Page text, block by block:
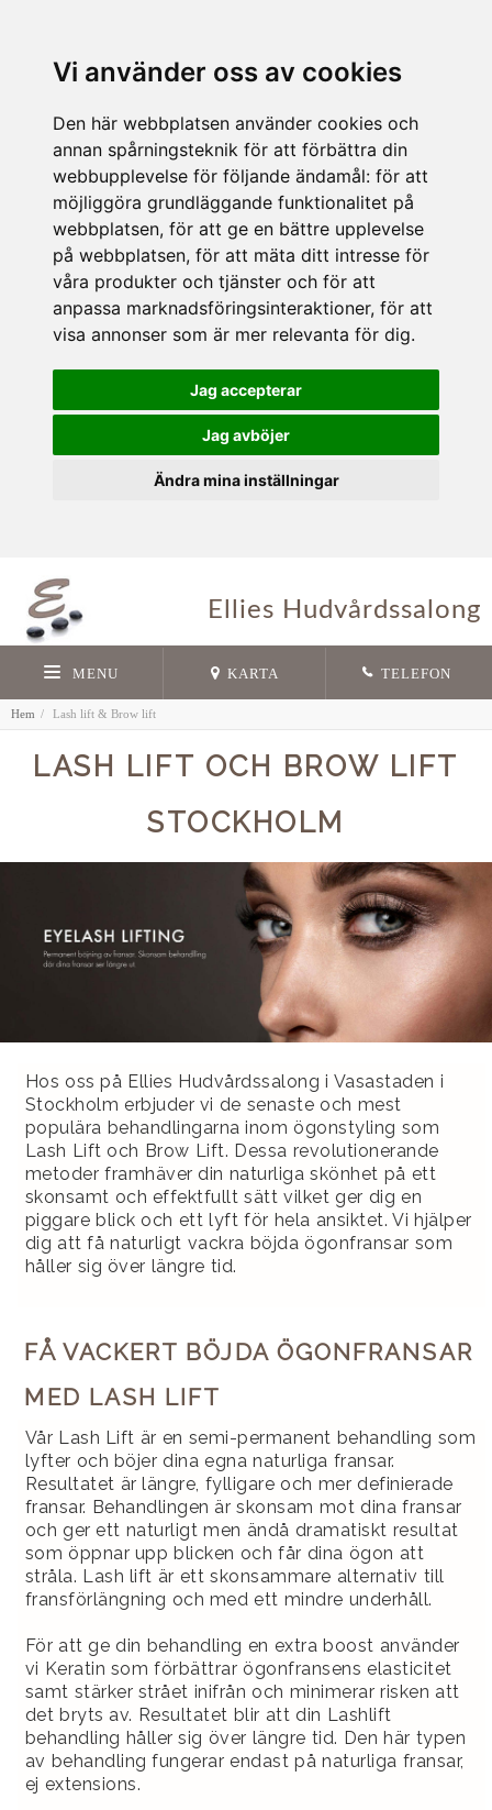
Vi använder oss av cookies
Den här webbplatsen använder cookies och
annan spårningsteknik för att förbättra din
webbupplevelse för följande ändamål: för att
möjliggöra grundläggande funktionalitet på
webbplatsen, för att ge en bättre upplevelse
på webbplatsen, för att mäta ditt intresse för
våra produkter och tjänster och för att
anpassa marknadsföringsinteraktioner, för att
visa annonser som är mer relevanta för dig.
Jag accepterar
Jag avböjer
Ändra mina inställningar
Ellies Hudvårdssalong
MENU KARTA TELEFON
Hem Lash lift & Brow lift
LASH LIFT OCH BROW LIFT
STOCKHOLM
Hos oss på Ellies Hudvårdssalong i Vasastaden i
Stockholm erbjuder vi de senaste och mest
populära behandlingarna inom ögonstyling som
Lash Lift och Brow Lift. Dessa revolutionerande
metoder framhäver din naturliga skönhet på ett
skonsamt och effektfullt sätt vilket ger dig en
piggare blick och ett lyft för hela ansiktet. Vi hjälper
dig att få naturligt vackra böjda ögonfransar som
håller sig över längre tid.
FÅ VACKERT BÖJDA ÖGONFRANSAR
MED LASH LIFT
Vår Lash Lift är en semi-permanent behandling som
lyfter och böjer dina egna naturliga fransar.
Resultatet är längre, fylligare och mer definierade
fransar. Behandlingen är skonsam mot dina fransar
och ger ett naturligt men ändå dramatiskt resultat
som öppnar upp blicken och får dina ögon att
stråla. Lash lift är ett skonsammare alternativ till
fransförlängning och med ett mindre underhåll.
För att ge din behandling en extra boost använder
vi Keratin som förbättrar ögonfransens elasticitet
samt stärker strået inifrån och minimerar risken att
det bryts av. Resultatet blir att din Lashlift
behandling håller sig över längre tid. Den här typen
av behandling fungerar endast på naturliga fransar,
ej extensions.